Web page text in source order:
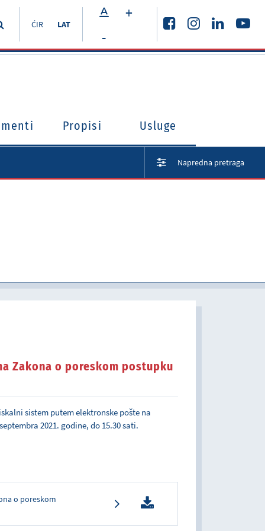
ĆIR LAT
+
-
Propisi Usluge
Napredna pretraga
Zakona o poreskom postupku
sistem putem elektronske pošte na
2021. godine, do 15.30 sati.
o poreskom